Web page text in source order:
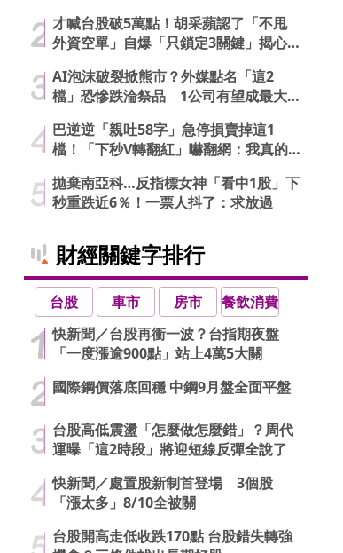
才喊台股破5萬點！胡采蘋認了「不甩
外資空單」自爆「只鎖定3關鍵」揭心
AI泡沫破裂掀熊市？外媒點名「這2
檔」恐慘跌淪祭品 1公司有望成最大
巴逆逆「親吐58字」急停損賣掉這1
檔！「下秒V轉翻紅」嚇翻網：我真的
拋棄南亞科…反指標女神「看中1股」下
秒重跌近6％！一票人抖了：求放過
財經關鍵字排行
台股 車市 房市
餐飲消費
快新聞／台股再衝一波？台指期夜盤
「一度漲逾900點」站上4萬5大關
國際鋼價落底回穩 中鋼9月盤全面平盤
台股高低震盪「怎麼做怎麼錯」？周代
運曝「這2時段」將迎短線反彈全說了
快新聞／處置股新制首登場 3個股
「漲太多」8/10全被關
台股開高走低收跌170點 台股錯失轉強